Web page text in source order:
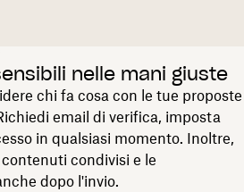
nelle mani giuste
chi fa cosa con le tue proposte
email di verifica, imposta
in qualsiasi momento. Inoltre,
condivisi e le
dopo l'invio.